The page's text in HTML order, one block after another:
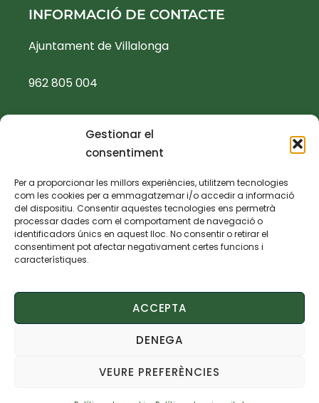
Gestionar el
consentiment
Per a proporcionar les millors experiències, utilitzem tecnologies
com les cookies per a emmagatzemar i/o accedir a informació
del dispositiu. Consentir aquestes tecnologies ens permetrà
processar dades com el comportament de navegació o
identificadors únics en aquest lloc. No consentir o retirar el
consentiment pot afectar negativament certes funcions i
característiques.
ACCEPTA
DENEGA
VEURE PREFERÈNCIES
INFORMACIÓ DE CONTACTE
Ajuntament de Villalonga
962 805 004
ajuntament@villalonga.es
TEXTOS LEGALS
Política de privacidad
Política de cookies
Declaración de accesibilidad